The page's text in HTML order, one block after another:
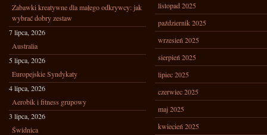
Zabawki kreatywne dla małego odkrywcy: jak
wybrać dobry zestaw
7 lipca, 2026
Australia
5 lipca, 2026
Europejskie Syndykaty
4 lipca, 2026
Aerobik i fitness grupowy
3 lipca, 2026
Świdnica
listopad 2025
październik 2025
wrzesień 2025
sierpień 2025
lipiec 2025
czerwiec 2025
maj 2025
kwiecień 2025